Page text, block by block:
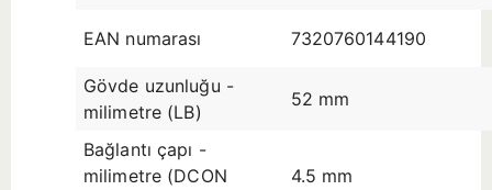
EAN numarası 7320760144190
Gövde uzunluğu -
milimetre (LB)
52 mm
Bağlantı çapı -
milimetre (DCON
4.5 mm